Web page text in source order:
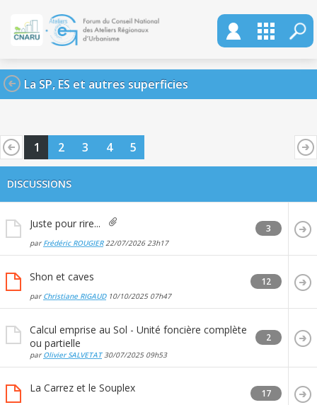
La SP, ES et autres superficies
1 2 3 4 5
DISCUSSIONS
Juste pour rire...
par Frédéric ROUGIER22/07/2026 23h17
3
Shon et caves
par Christiane RIGAUD10/10/2025 07h47
12
Calcul emprise au Sol - Unité foncière complète
ou partielle
par Olivier SALVETAT30/07/2025 09h53
2
La Carrez et le Souplex 17